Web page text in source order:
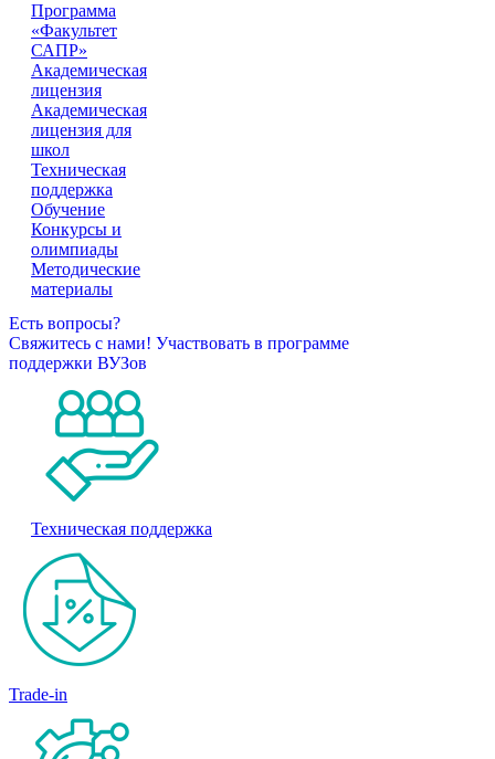
Программа
«Факультет
САПР»
Академическая
лицензия
Академическая
лицензия для
школ
Техническая
поддержка
Обучение
Конкурсы и
олимпиады
Методические
материалы
Есть вопросы?
Свяжитесь с нами! Участвовать в программе
поддержки ВУЗов
Техническая поддержка
Trade-in